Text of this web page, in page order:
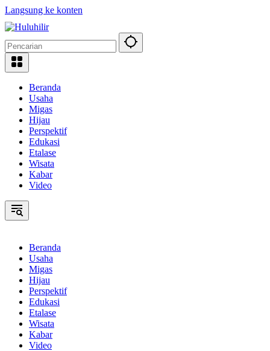
Langsung ke konten
Beranda
Usaha
Migas
Hijau
Perspektif
Edukasi
Etalase
Wisata
Kabar
Video
Beranda
Usaha
Migas
Hijau
Perspektif
Edukasi
Etalase
Wisata
Kabar
Video